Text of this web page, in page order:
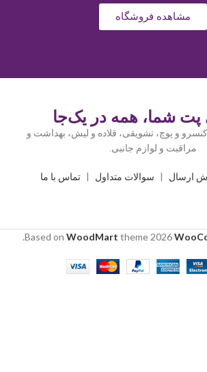
مشاهده فروشگاه
پت شما، همه در یک‌جا
و پوچ، تشویقی، قلاده و لیش، بهداشت و
مراقبت و لوازم جانبی.
ارسال سوالات متداول تماس با ما
Based on WoodMart theme2026
.